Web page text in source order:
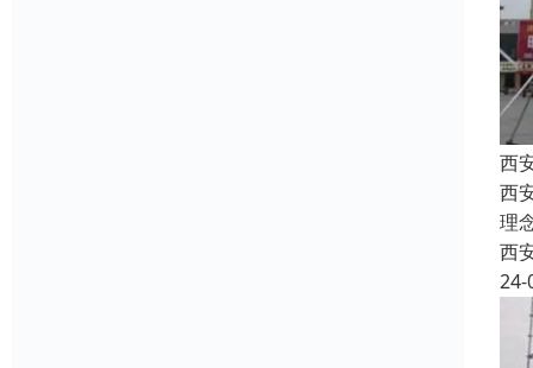
西
西
理
西
24-